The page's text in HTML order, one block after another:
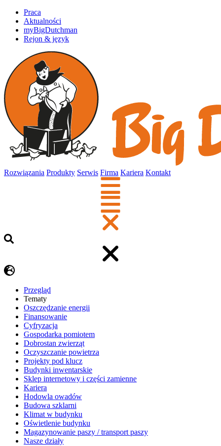
Praca
Aktualności
myBigDutchman
Rejon & język
Rozwiązania Produkty Serwis Firma Kariera Kontakt
Przegląd
Tematy
​Oszczędzanie energii
Finansowanie
Cyfryzacja
Gospodarka pomiotem
Dobrostan zwierząt
Oczyszczanie powietrza
Projekty pod klucz
Budynki inwentarskie
Sklep internetowy i części zamienne
Kariera
Hodowla owadów
Budowa szklarni
Klimat w budynku
Oświetlenie budynku
Magazynowanie paszy / transport paszy
Nasze działy